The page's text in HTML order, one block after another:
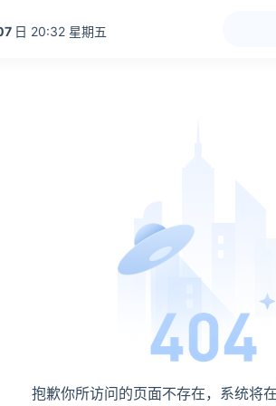
日 20:32 星期五
抱歉你所访问的页面不存在，系统将在